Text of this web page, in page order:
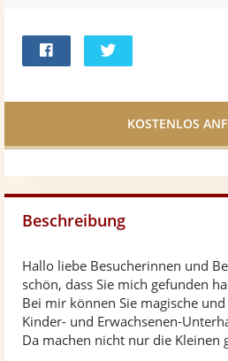
Facebook
Beschreibung
Hallo liebe Besucherinnen und
schön, dass Sie mich gefunden
Bei mir können Sie magische
Kinder- und Erwachsenen-
Da machen nicht nur die Kleinen